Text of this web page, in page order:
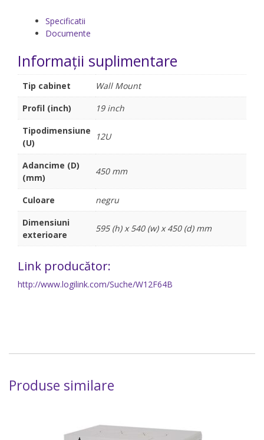
Specificatii
Documente
Informații suplimentare
Tip cabinet
Wall Mount
Profil (inch)
19 inch
Tipodimensiune
(U)
12U
Adancime (D)
(mm)
450 mm
Culoare
negru
Dimensiuni
exterioare
595 (h) x 540 (w) x 450 (d) mm
Link producător:
http://www.logilink.com/Suche/W12F64B
Produse similare